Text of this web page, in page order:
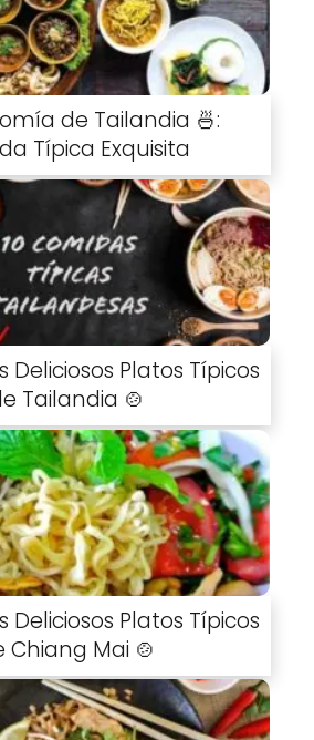
de Tailandia 🍜:
Típica Exquisita
Deliciosos Platos Típicos
Tailandia 🍲
Deliciosos Platos Típicos
Chiang Mai 🍲